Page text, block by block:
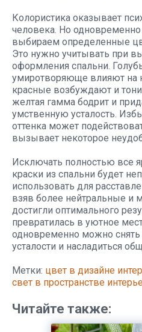
Колористика оказывает
человека. Но
выбираем определенные
Это нужно учитывать при
оформления спальни.
умиротворяюще влияют на
красные возбуждают и
желтая гамма бодрит и
умственную усталость.
оттенка может
вызывает некоторое
Исключать полностью все
краски из спальни будет
использовать для
взяв более нейтральные и
достигли оптимального
превратилась в уютное
одновременно можно снять
усталости и насладиться
Метки: цвет в дизайне
свет в пространстве
Читайте также: